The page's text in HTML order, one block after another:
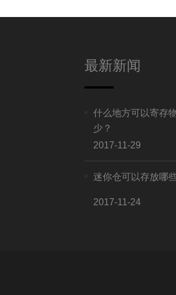
最新新闻
什么地方可以寄存
少？
2017-11-29
迷你仓可以存放哪
2017-11-24